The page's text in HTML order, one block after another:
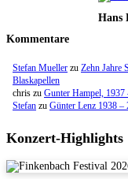
Hans
Kommentare
Stefan Mueller zu Zehn Jahre
Blaskapellen
chris zu Gunter Hampel, 1937
Stefan zu Günter Lenz 1938 –
Konzert-Highlights